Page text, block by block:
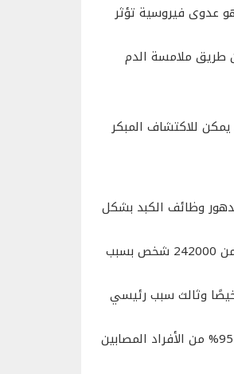
عدوى فيروسية تؤثر
طريق ملامسة الدم
للاكتشاف المبكر
وظائف الكبد بشكل
على مستوى العالم مصابون بالتهاب الكبد الوبائي المزمن سي، مع وفاة ما يقرب من 242000 شخص بسبب
وثالث سبب رئيسي
على الرغم من أن العوامل المضادة للفيروسات ذات المفعول المباشر تُعالج أكثر من 95% من الأفراد المصابين